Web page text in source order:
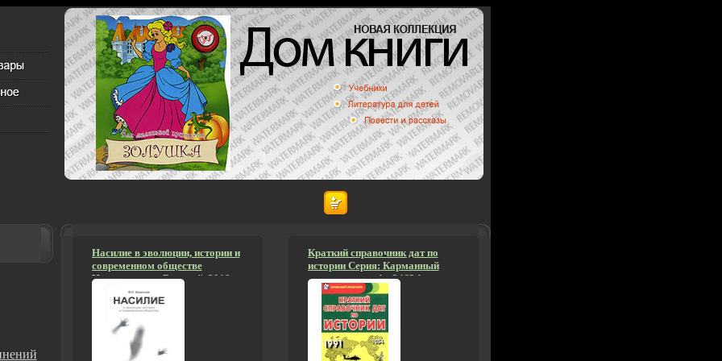
Насилие в эволюции, истории и
современном обществе
Издательство: Водолей, 2010 г
Твердый переплет, 200 стр ISBN
978-5-91763-022-9 Тираж: 500
экз Формат: 130x205 инфо
12004b.
Краткий справочник дат по
истории Серия: Карманный
справочник инфо 2463d.